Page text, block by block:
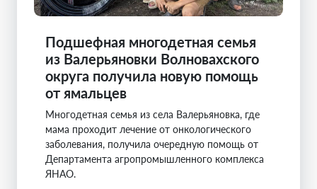
Подшефная многодетная семья
из Валерьяновки Волновахского
округа получила новую помощь
от ямальцев
Многодетная семья из села Валерьяновка, где
мама проходит лечение от онкологического
заболевания, получила очередную помощь от
Департамента агропромышленного комплекса
ЯНАО.